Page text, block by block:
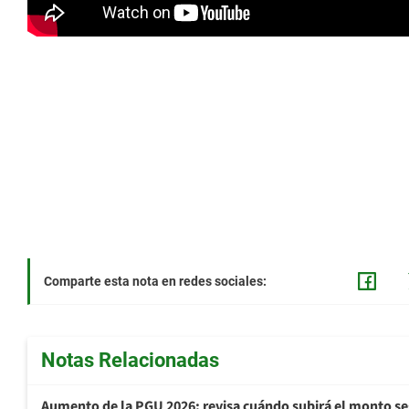
Comparte esta nota en redes sociales:
Notas Relacionadas